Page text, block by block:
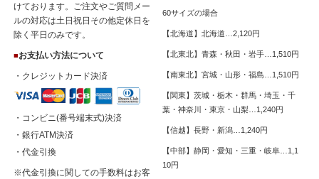
けております。ご注文やご質問メー
ルの対応は土日祝日その他定休日を
除く平日のみです。
■お支払い方法について
・クレジットカード決済
・コンビニ(番号端末式)決済
・銀行ATM決済
・代金引換
※代金引換に関しての手数料はお客
60サイズの場合
【北海道】北海道…2,120円
【北東北】青森・秋田・岩手…1,510円
【南東北】宮城・山形・福島…1,510円
【関東】茨城・栃木・群馬・埼玉・千
葉・神奈川・東京・山梨…1,240円
【信越】長野・新潟…1,240円
【中部】静岡・愛知・三重・岐阜…1,1
10円